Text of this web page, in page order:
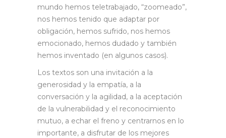
mundo hemos teletrabajado, “zoomeado”,
nos hemos tenido que adaptar por
obligación, hemos sufrido, nos hemos
emocionado, hemos dudado y también
hemos inventado (en algunos casos).
Los textos son una invitación a la
generosidad y la empatía, a la
conversación y la agilidad, a la aceptación
de la vulnerabilidad y el reconocimiento
mutuo, a echar el freno y centrarnos en lo
importante, a disfrutar de los mejores